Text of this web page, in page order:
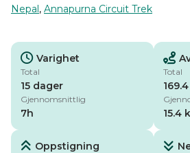
Nepal, Annapurna Circuit Trek
Varighet
Total
15 dager
Gjennomsnittlig
7h
Total
15.4
Oppstigning